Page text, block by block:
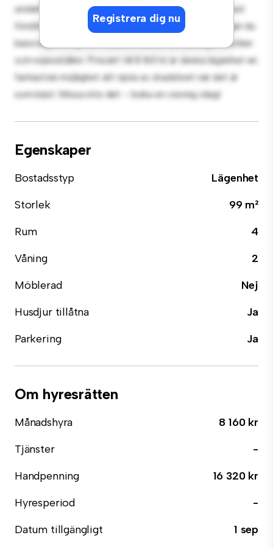
Registrera dig nu
underhållning, och det eleganta köket är utrustat med
förstklassiga apparater. Med sitt utmärkta läge ligger du
bara några steg från stadens bästa restauranger, butiker
och nöjesställen. Prisvärt till 8 160 kr är denna lägenhet en
fantastisk möjlighet att njuta av stadslivet när det är
som bäst. Missa inte det – boka en visning idag!
Egenskaper
Bostadsstyp
Lägenhet
Storlek
99 m²
Rum
4
Våning
2
Möblerad
Nej
Husdjur tillåtna
Ja
Parkering
Ja
Om hyresrätten
Månadshyra
8 160 kr
Tjänster
-
Handpenning
16 320 kr
Hyresperiod
-
Datum tillgängligt
1 sep